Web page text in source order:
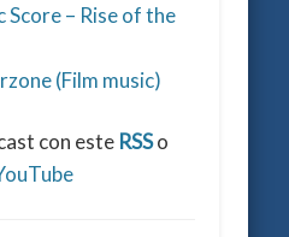
Score – Rise of the
(Film music)
con este RSSo